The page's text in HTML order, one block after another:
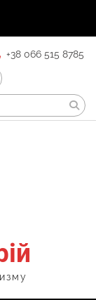
+38 066 515 8785